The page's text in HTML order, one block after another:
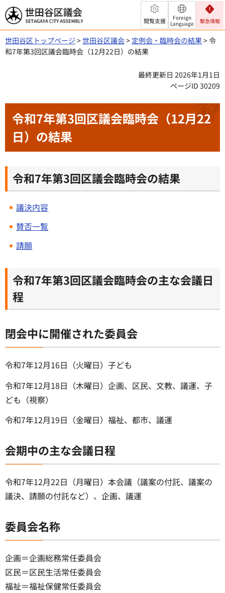
世田谷区議会
閲覧支援
Foreign
Language
緊急情報
世田谷区トップページ >世田谷区議会> 定例会・臨時会の結果> 令
和7年第3回区議会臨時会（12月22日）の結果
最終更新日 2026年1月1日
ページID 30209
令和7年第3回区議会臨時会（12月22
日）の結果
令和7年第3回区議会臨時会の結果
議決内容
賛否一覧
請願
令和7年第3回区議会臨時会の主な会議日
程
閉会中に開催された委員会
令和7年12月16日（火曜日）子ども
令和7年12月18日（木曜日）企画、区民、文教、議運、子
ども（視察）
令和7年12月19日（金曜日）福祉、都市、議運
会期中の主な会議日程
令和7年12月22日（月曜日）本会議（議案の付託、議案の
議決、請願の付託など）、企画、議運
委員会名称
企画＝企画総務常任委員会
区民＝区民生活常任委員会
福祉＝福祉保健常任委員会